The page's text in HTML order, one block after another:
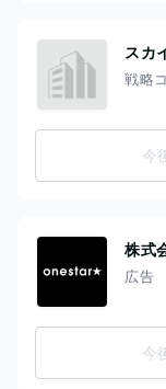
スカ
戦略
今
株式
広告
今